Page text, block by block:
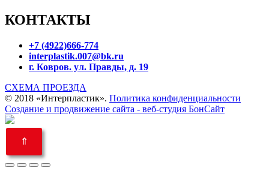
КОНТАКТЫ
+7 (4922)666-774
interplastik.007@bk.ru
г. Ковров. ул. Правды, д. 19
СХЕМА ПРОЕЗДА
© 2018 «Интерпластик». Политика конфиденциальности
Создание и продвижение сайта - веб-студия БонСайт
⇑